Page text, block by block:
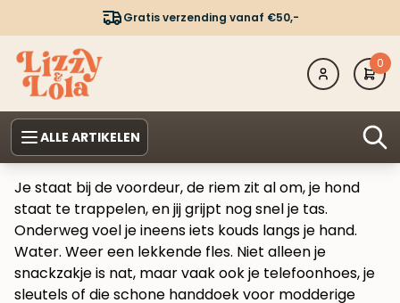
Gratis verzending vanaf €50,-
0
ALLE ARTIKELEN
Je staat bij de voordeur, de riem zit al om, je hond
staat te trappelen, en jij grijpt nog snel je tas.
Onderweg voel je ineens iets kouds langs je hand.
Water. Weer een lekkende fles. Niet alleen je
snackzakje is nat, maar vaak ook je telefoonhoes, je
sleutels of die schone handdoek voor modderige